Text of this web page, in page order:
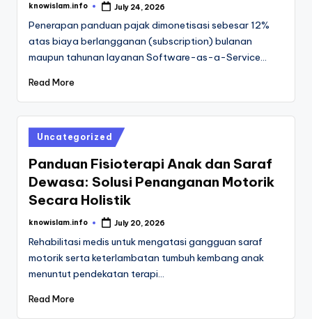
Posted
knowislam.info July 24, 2026
Penerapan panduan pajak dimonetisasi sebesar 12%
atas biaya berlangganan (subscription) bulanan
maupun tahunan layanan Software-as-a-Service…
Read More
Posted
in
Uncategorized
Panduan Fisioterapi Anak dan Saraf
Dewasa: Solusi Penanganan Motorik
Secara Holistik
Posted
knowislam.info July 20, 2026
Rehabilitasi medis untuk mengatasi gangguan saraf
motorik serta keterlambatan tumbuh kembang anak
menuntut pendekatan terapi…
Read More